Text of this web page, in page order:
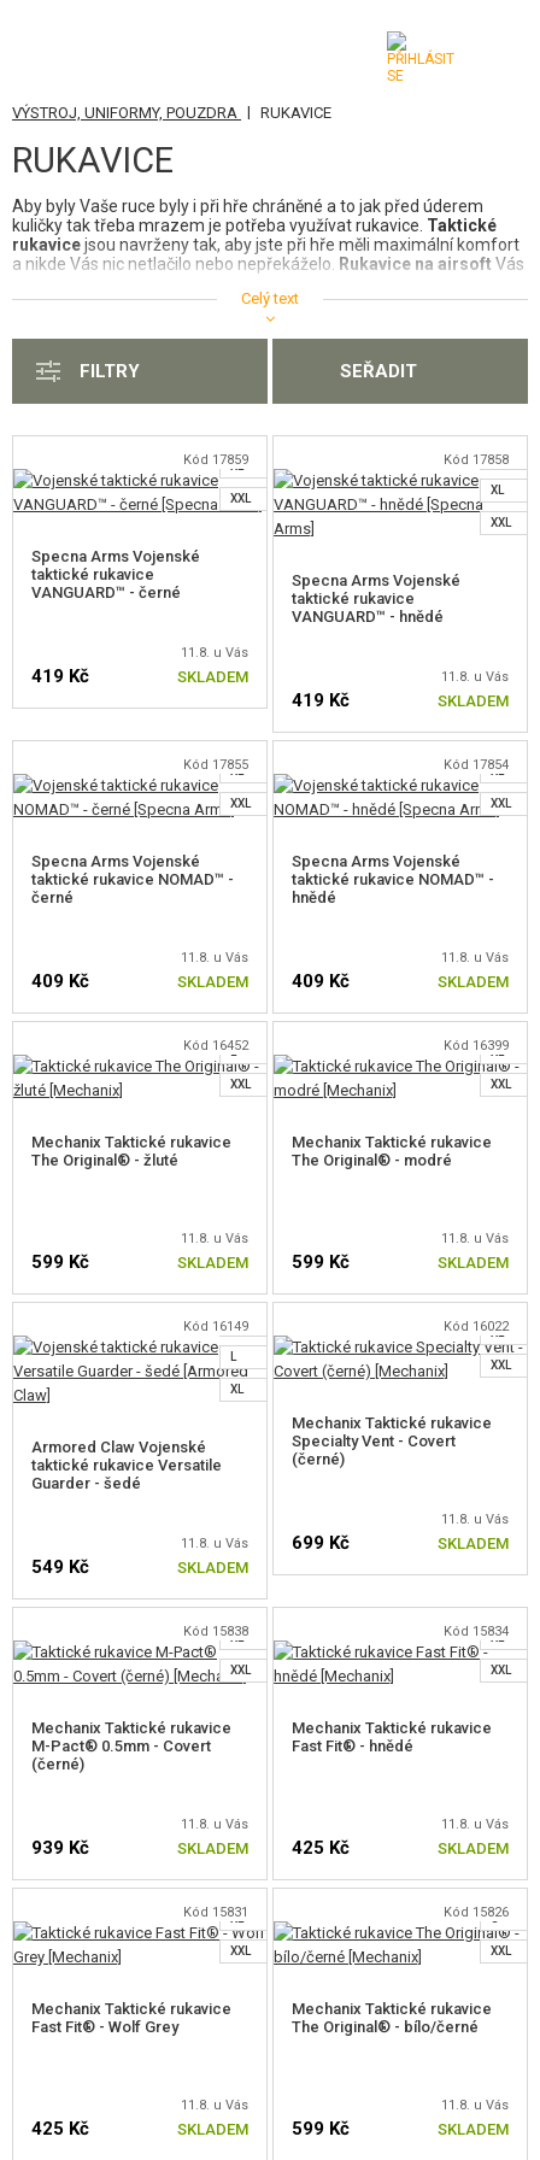
KATEGORIE
AIRSOFTOVÉ ZBRANĚ
VZDUCHOVÉ ZBRANĚ, PRAKY
KULIČKY, PLYN
BRÝLE, MASKY
VÝSTROJ, UNIFORMY, POUZDRA
POUZDRA NA ZBRANĚ
HELMY, POKRÝVKY HLAVY
UNIFORMY, TRIČKA, KALHOTY, BUNDY
VESTY
RUKAVICE
KAPSY, SUMKY, POUZDRA
OBUV, IMPREGNACE
KLÍČENKY
LIGHTSTICKY
PARACORDY, LANA, KARABINY
OSTATNÍ DOPLŇKY
MASKOVÁNÍ, BARVY, PÁSKY
VYSÍLAČKY, HEADSETY, KAMERY
DOPLŇKY KE ZBRANÍM, POPRUHY
SERVIS A ÚDRŽBA ZBRANÍ
SEBEOBRANA, VÝCVIK, NOŽE
OUTDOOR A BUSHCRAFT
STAVEBNICE, MODELY
POŠKOZENÉ, POUŽITÉ ZBOŽÍ
VÝSTROJ, UNIFORMY, POUZDRA | RUKAVICE
RUKAVICE
Aby byly Vaše ruce byly i při hře chráněné a to jak před úderem
kuličky tak třeba mrazem je potřeba využívat rukavice. Taktické
rukavicejsou navrženy tak, aby jste při hře měli maximální komfort
a nikde Vás nic netlačilo nebo nepřekáželo. Rukavice na airsoft Vás
materiálů jako je kevlar či Nomex.
Náš obchod Vám nabízí dvě varianty rukavic a to jak
rukavice bezprsté
tak klasické airsoft rukavice, se kterými můžete
Vám ladily ke zbytkuvýstroje. Rukavice využije nejen při
airsoftovém střílení, ale i při jiných sportech, jako je třeba myslivost
nebo jízda na koni.
Celý text
FILTRY SEŘADIT
Kód 17859
XXL
XL
XS
Specna Arms Vojenské
taktické rukavice
VANGUARD™ - černé
11.8. u Vás
419 Kč SKLADEM
ZVOLTE VELIKOST
Kód 17858
XXL
XL
L
Specna Arms Vojenské
taktické rukavice
VANGUARD™ - hnědé
11.8. u Vás
419 Kč SKLADEM
ZVOLTE VELIKOST
Kód 17855
XXL
XL
L
S
XS
Specna Arms Vojenské
taktické rukavice NOMAD™ -
černé
11.8. u Vás
409 Kč SKLADEM
ZVOLTE VELIKOST
Kód 17854
XXL
XL
L
M
S
Specna Arms Vojenské
taktické rukavice NOMAD™ -
hnědé
11.8. u Vás
409 Kč SKLADEM
ZVOLTE VELIKOST
Kód 16452
XXL
L
M
S
Mechanix Taktické rukavice
The Original® - žluté
11.8. u Vás
599 Kč SKLADEM
ZVOLTE VELIKOST
Kód 16399
XXL
XL
M
S
Mechanix Taktické rukavice
The Original® - modré
11.8. u Vás
599 Kč SKLADEM
ZVOLTE VELIKOST
Kód 16149
XL
M
S
XS
Armored Claw Vojenské
taktické rukavice Versatile
Guarder - šedé
11.8. u Vás
549 Kč SKLADEM
ZVOLTE VELIKOST
Kód 16022
XXL
XL
L
M
S
Mechanix Taktické rukavice
Specialty Vent - Covert
(černé)
11.8. u Vás
699 Kč SKLADEM
ZVOLTE VELIKOST
Kód 15838
XXL
XL
S
Mechanix Taktické rukavice
M-Pact® 0.5mm - Covert
(černé)
11.8. u Vás
939 Kč SKLADEM
ZVOLTE VELIKOST
Kód 15834
XXL
XL
S
Mechanix Taktické rukavice
Fast Fit® - hnědé
11.8. u Vás
425 Kč SKLADEM
ZVOLTE VELIKOST
Kód 15831
XXL
XL
L
M
S
Mechanix Taktické rukavice
Fast Fit® - Wolf Grey
11.8. u Vás
425 Kč SKLADEM
Kód 15826
XXL
S
Mechanix Taktické rukavice
The Original® - bílo/černé
11.8. u Vás
599 Kč SKLADEM
M